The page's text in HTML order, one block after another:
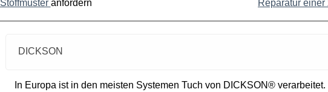
Stoffmuster anfordern Reparatur
DICKSON
In Europa ist in den meisten Systemen Tuch von DICKSON® verarbeitet.